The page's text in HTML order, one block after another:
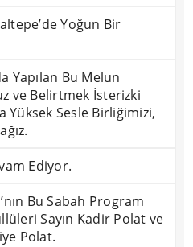
Yoğun Bir
Yapılan Bu Melun
ve Belirtmek İsterizki
Yüksek Sesle Birliğimizi,
Ediyor.
Bu Sabah Program
Sayın Kadir Polat ve
Polat.